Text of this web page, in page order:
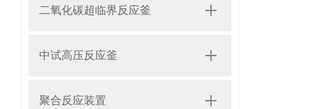
二氧化碳超临界反应釜
中试高压反应釜
聚合反应装置